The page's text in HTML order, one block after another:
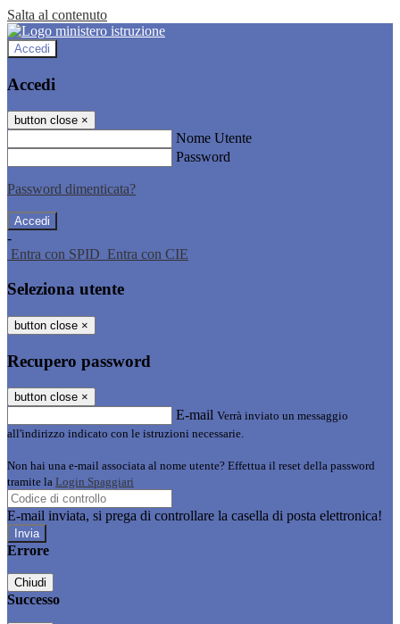
Salta al contenuto
Accedi
Accedi
button close ×
Nome Utente
Password
Password dimenticata?
-
Entra con SPID Entra con CIE
Seleziona utente
button close ×
Recupero password
button close ×
E-mail Verrà inviato un messaggio
all'indirizzo indicato con le istruzioni necessarie.
Non hai una e-mail associata al nome utente? Effettua il reset della password
tramite la Login Spaggiari
E-mail inviata, si prega di controllare la casella di posta elettronica!
Errore
Chiudi
Successo